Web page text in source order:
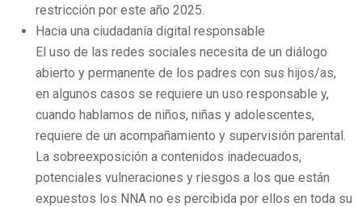
restricción por este año 2025.
Hacia una ciudadanía digital responsable
El uso de las redes sociales necesita de un diálogo
abierto y permanente de los padres con sus hijos/as,
en algunos casos se requiere un uso responsable y,
cuando hablamos de niños, niñas y adolescentes,
requiere de un acompañamiento y supervisión parental.
La sobreexposición a contenidos inadecuados,
potenciales vulneraciones y riesgos a los que están
expuestos los NNA no es percibida por ellos en toda su